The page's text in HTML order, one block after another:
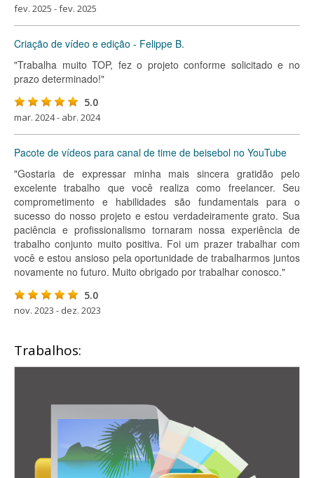
fev. 2025 - fev. 2025
Criação de vídeo e edição - Felippe B.
"Trabalha muito TOP, fez o projeto conforme solicitado e no
prazo determinado!"
5.0
mar. 2024 - abr. 2024
Pacote de vídeos para canal de time de beisebol no YouTube
"Gostaria de expressar minha mais sincera gratidão pelo
excelente trabalho que você realiza como freelancer. Seu
comprometimento e habilidades são fundamentais para o
sucesso do nosso projeto e estou verdadeiramente grato. Sua
paciência e profissionalismo tornaram nossa experiência de
trabalho conjunto muito positiva. Foi um prazer trabalhar com
você e estou ansioso pela oportunidade de trabalharmos juntos
novamente no futuro. Muito obrigado por trabalhar conosco."
5.0
nov. 2023 - dez. 2023
Trabalhos: